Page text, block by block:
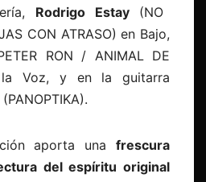
Rodrigo Estay(NO
CON ATRASO) en Bajo,
RON / ANIMAL DE
la Voz, y en la guitarra
(PANOPTIKA).
aporta una frescura
del espíritu original